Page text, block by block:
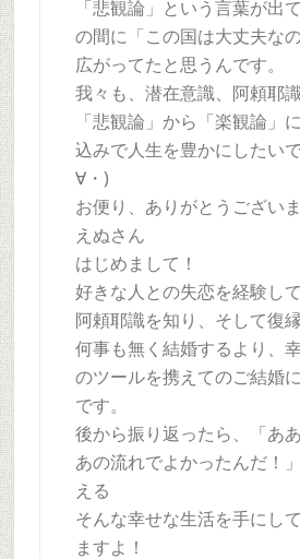
「悲観論」という言葉が出
の間に「この国は大丈夫な
広がってたと思うんです。
我々も、潜在意識、阿頼耶
「悲観論」から「楽観論」
込みで人生を豊かにしたい
∀・)
お便り、ありがとうござい
えぬさん
はじめまして！
好きな人との失恋を経験し
阿頼耶識を知り、そして復縁
何事も無く結婚するより、
のツールを携えてのご結婚
です。
後から振り返ったら、「あ
あの流れでよかったんだ！
える
そんな幸せな生活を手にし
ますよ！